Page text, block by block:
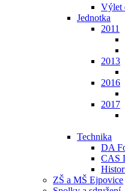
Výlet
Jednotka
2011
2013
2016
2017
Technika
DA
CAS
ZŠ a MŠ Ejpovice